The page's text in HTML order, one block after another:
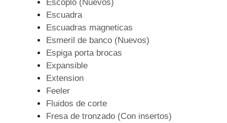
Escoplo (Nuevos)
Escuadra
Escuadras magneticas
Esmeril de banco (Nuevos)
Espiga porta brocas
Expansible
Extension
Feeler
Fluidos de corte
Fresa de tronzado (Con insertos)